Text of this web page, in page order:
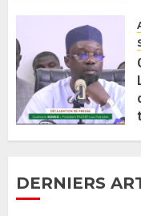
DERNIERS
1
2